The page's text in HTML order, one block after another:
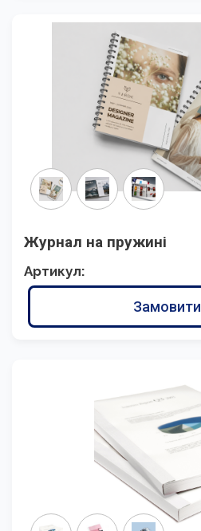
Журнал на пружині
Артикул:
Замовити